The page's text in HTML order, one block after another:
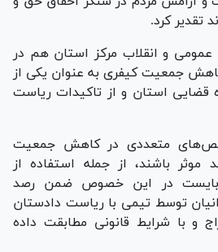
تقدیر کرد.
و انقلاب مرکز استان هم در
جمعیت کیفری به عنوان یکی از
قضایی استان و از تاکیدات ریاست
متعددی در کاهش جمعیت
موثر باشند، از جمله استفاده از
در این خصوص ضمن رصد
توسط تیمی با ریاست دادستان
و با شرایط قانونی مطابقت داده